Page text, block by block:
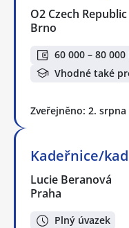
O2 Czech Republic
Brno
60 000 – 80 000
Vhodné také
Zveřejněno: 2. srpna
Kadeřnice/
Lucie Beranová
Praha
Plný úvazek